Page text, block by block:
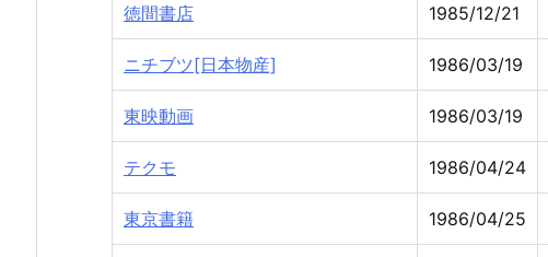
徳間書店 1985/12/21
ニチブツ[日本物産] 1986/03/19
東映動画 1986/03/19
テクモ 1986/04/24
東京書籍 1986/04/25